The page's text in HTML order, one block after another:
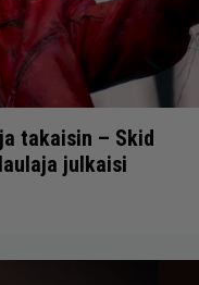
takaisin – Skid
julkaisi